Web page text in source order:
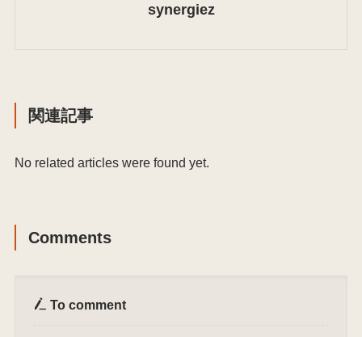
synergiez
関連記事
No related articles were found yet.
Comments
To comment